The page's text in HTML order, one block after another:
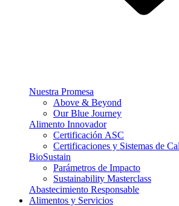
Nuestra Promesa
Above & Beyond
Our Blue Journey
Alimento Innovador
Certificación ASC
Certificaciones y Sistemas de
BioSustain
Parámetros de Impacto
Sustainability Masterclass
Abastecimiento Responsable
Alimentos y Servicios